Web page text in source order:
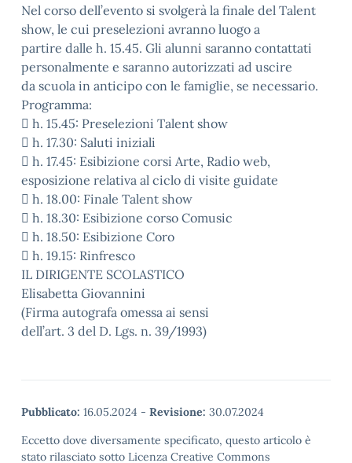
Nel corso dell’evento si svolgerà la finale del Talent
show, le cui preselezioni avranno luogo a
partire dalle h. 15.45. Gli alunni saranno contattati
personalmente e saranno autorizzati ad uscire
da scuola in anticipo con le famiglie, se necessario.
Programma:
 h. 15.45: Preselezioni Talent show
 h. 17.30: Saluti iniziali
 h. 17.45: Esibizione corsi Arte, Radio web,
esposizione relativa al ciclo di visite guidate
 h. 18.00: Finale Talent show
 h. 18.30: Esibizione corso Comusic
 h. 18.50: Esibizione Coro
 h. 19.15: Rinfresco
IL DIRIGENTE SCOLASTICO
Elisabetta Giovannini
(Firma autografa omessa ai sensi
dell’art. 3 del D. Lgs. n. 39/1993)
Pubblicato: 16.05.2024 - Revisione: 30.07.2024
Eccetto dove diversamente specificato, questo articolo è
stato rilasciato sotto Licenza Creative Commons